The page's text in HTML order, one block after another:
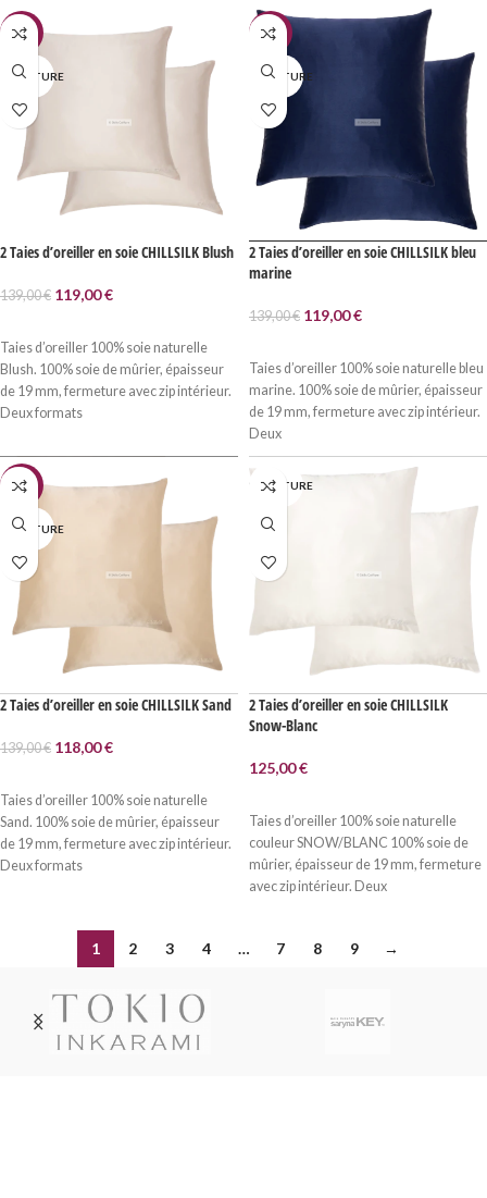
et
un format voyage premium offert.
gamme Premium
reprend la haute
technologie de la
gammePlatinum,
avec une formule
plus riche et plus concentrée en
kératines et collagène, elle répond
davantage aux besoins des
cheveux
très secs et très sensibilisés
cheveux très secs et très
sensibilisés
-14%
RUPTURE
2 Taies d’oreiller en soie CHILLSILK Blush
139,00€ 119,00€
Taies d’oreiller 100% soie naturelle
Blush. 100% soie de mûrier, épaisseur
de 19 mm, fermeture avec zip intérieur.
Deux formats
-14%
EN RUPTURE
2 Taies d’oreiller en soie CHILLSILK bleu
marine
139,00€ 119,00€
Taies d’oreiller 100% soie naturelle bleu
marine. 100% soie de mûrier, épaisseur
de 19 mm, fermeture avec zip intérieur.
Deux
-15%
RUPTURE
2 Taies d’oreiller en soie CHILLSILK Sand
139,00€ 118,00€
Taies d’oreiller 100% soie naturelle
Sand. 100% soie de mûrier, épaisseur
de 19 mm, fermeture avec zip intérieur.
Deux formats
EN RUPTURE
2 Taies d’oreiller en soie CHILLSILK
Snow-Blanc
125,00€
Taies d’oreiller 100% soie naturelle
couleur SNOW/BLANC 100% soie de
mûrier, épaisseur de 19 mm, fermeture
avec zip intérieur. Deux
1 2 3 4 … 7 8 9 →